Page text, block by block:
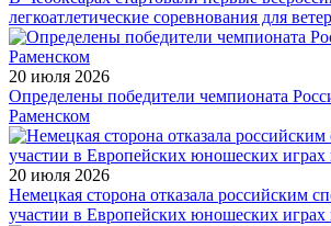
легкоатлетические соревнования для
20 июля 2026
Определены победители чемпионата
Раменском
20 июля 2026
Немецкая сторона отказала российским
участии в Европейских юношеских играх